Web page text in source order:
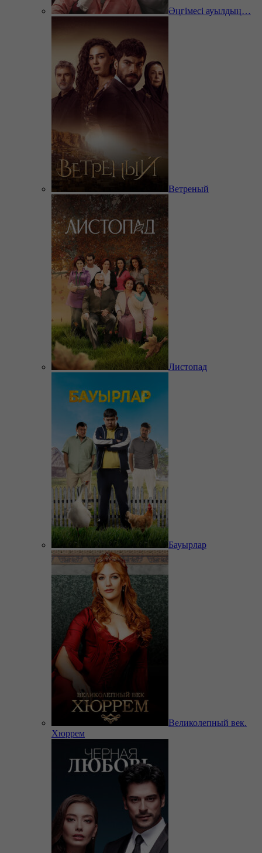
Әңгімесі ауылдың…
Ветреный
Листопад
Бауырлар
Великолепный век.
Хюррем